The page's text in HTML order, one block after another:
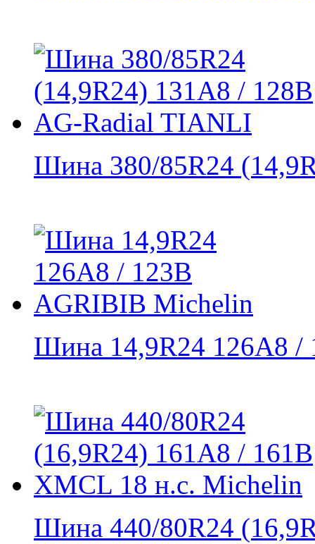
Шина 380/85R24
Шина 14,9R24 126A8 /
Шина 440/80R24